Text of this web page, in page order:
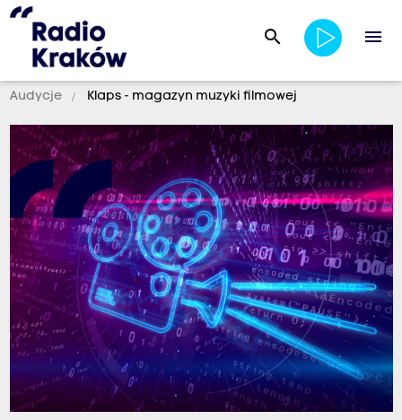
search menu
Audycje Klaps - magazyn muzyki filmowej